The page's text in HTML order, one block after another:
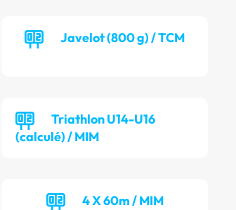
Javelot (800 g) / TCM
Triathlon U14-U16
(calculé) / MIM
4 X 60m / MIM